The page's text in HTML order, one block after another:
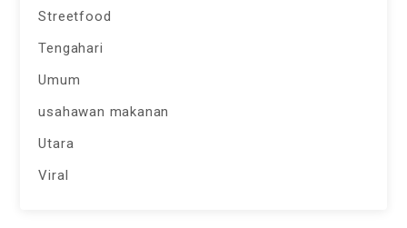
Streetfood
Tengahari
Umum
usahawan makanan
Utara
Viral